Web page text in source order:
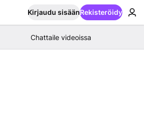
Kirjaudu sisäänRekisteröidy
Chattaile videoissa